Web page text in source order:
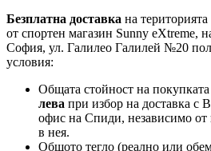
Безплатна доставка на
от спортен магазин Sunny eXtreme,
София, ул. Галилео Галилей №20
условия:
Общата стойност на покупката
лева при избор на доставка с
офис на Спиди, независимо от
в нея.
Общото тегло (реално или